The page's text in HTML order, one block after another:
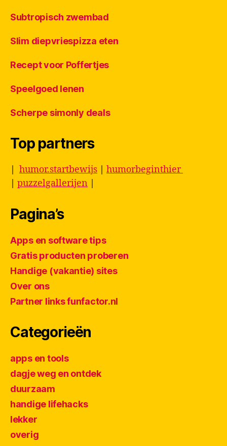
Subtropisch zwembad
Slim diepvriespizza eten
Recept voor Poffertjes
Speelgoed lenen
Scherpe simonly deals
Top partners
humor.startbewijs
humorbeginthier
puzzelgallerijen
Pagina’s
Apps en software tips
Gratis producten proberen
Handige (vakantie) sites
Over ons
Partner links funfactor.nl
Categorieën
apps en tools
dagje weg en ontdek
duurzaam
handige lifehacks
lekker
overig